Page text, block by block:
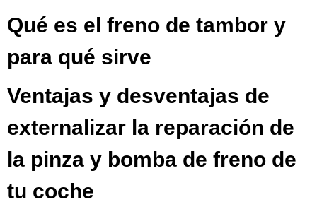
Qué es el freno de tambor y
para qué sirve
Ventajas y desventajas de
externalizar la reparación de
la pinza y bomba de freno de
tu coche